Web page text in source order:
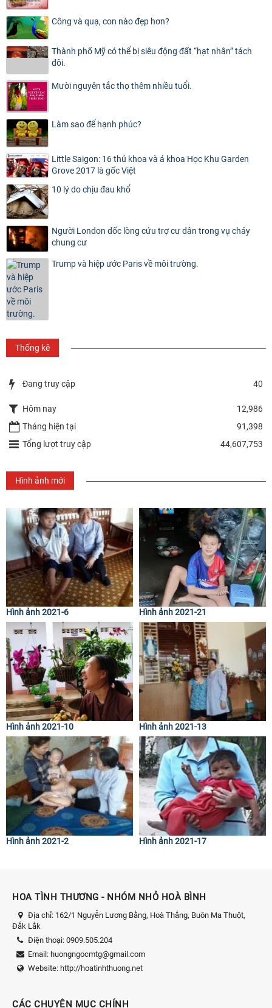
Công và quạ, con nào đẹp hơn?
Thành phố Mỹ có thể bị siêu động đất “hạt nhân” tách
đôi.
Mười nguyên tắc thọ thêm nhiều tuổi.
Làm sao để hạnh phúc?
Little Saigon: 16 thủ khoa và á khoa Học Khu Garden
Grove 2017 là gốc Việt
10 lý do chịu đau khổ
Người London dốc lòng cứu trợ cư dân trong vụ cháy
chung cư
Trump và hiệp ước Paris về môi trường.
Thống kê
Đang truy cập 40
Hôm nay
12,986
Tháng hiện tại
91,398
Tổng lượt truy cập
44,607,753
Hình ảnh mới
Hình ảnh 2021-6 Hình ảnh 2021-21
Hình ảnh 2021-10 Hình ảnh 2021-13
Hình ảnh 2021-2 Hình ảnh 2021-17
HOA TÌNH THƯƠNG - NHÓM NHỎ HOÀ BÌNH
Địa chỉ: 162/1 Nguyễn Lương Bằng, Hoà Thắng, Buôn Ma Thuột,
Đắk Lắk
Điện thoại: 0909.505.204
Email: huongngocmtg@gmail.com
Website: http://hoatinhthuong.net
CÁC CHUYÊN MỤC CHÍNH